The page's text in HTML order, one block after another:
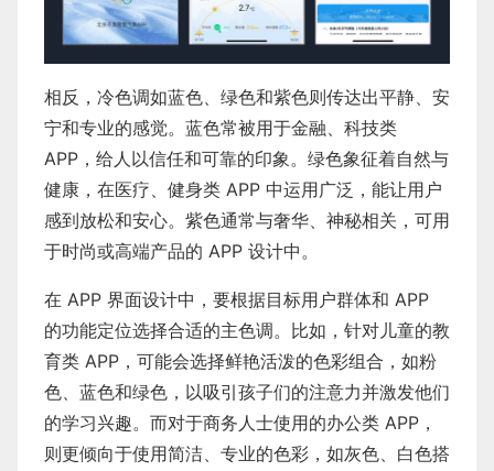
相反，冷色调如蓝色、绿色和紫色则传达出平静、安
宁和专业的感觉。蓝色常被用于金融、科技类
APP，给人以信任和可靠的印象。绿色象征着自然与
健康，在医疗、健身类 APP 中运用广泛，能让用户
感到放松和安心。紫色通常与奢华、神秘相关，可用
于时尚或高端产品的 APP 设计中。
在 APP 界面设计中，要根据目标用户群体和 APP
的功能定位选择合适的主色调。比如，针对儿童的教
育类 APP，可能会选择鲜艳活泼的色彩组合，如粉
色、蓝色和绿色，以吸引孩子们的注意力并激发他们
的学习兴趣。而对于商务人士使用的办公类 APP，
则更倾向于使用简洁、专业的色彩，如灰色、白色搭